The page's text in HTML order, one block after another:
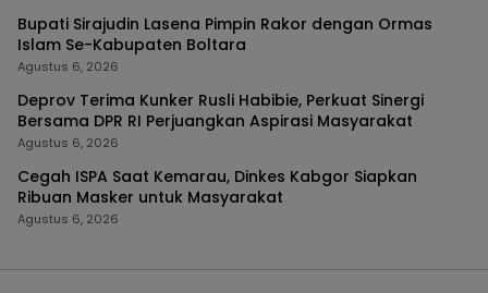
Bupati Sirajudin Lasena Pimpin Rakor dengan Ormas
Islam Se-Kabupaten Boltara
Agustus 6, 2026
Deprov Terima Kunker Rusli Habibie, Perkuat Sinergi
Bersama DPR RI Perjuangkan Aspirasi Masyarakat
Agustus 6, 2026
Cegah ISPA Saat Kemarau, Dinkes Kabgor Siapkan
Ribuan Masker untuk Masyarakat
Agustus 6, 2026